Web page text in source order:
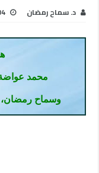
د. سماح رمضان
محمد
وسماح رمضان،